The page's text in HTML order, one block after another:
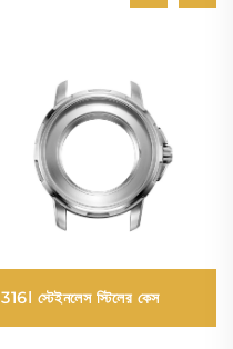
316l স্টেইনলেস স্টিলের কেস